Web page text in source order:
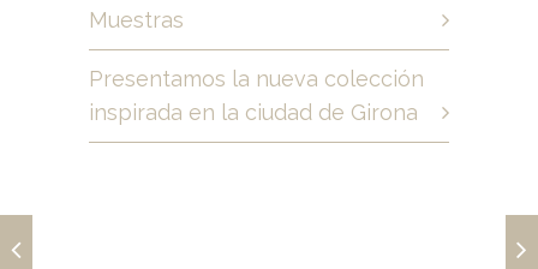
Muestras
Presentamos la nueva colección
inspirada en la ciudad de Girona